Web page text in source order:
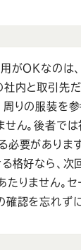
がOKなのは
内と取引先
周りの服装を
せん。後者で
必要がありま
格好なら、次
りません。セ
認を忘れずに